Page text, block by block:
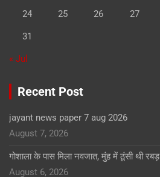
24 25 26 27
31
« Jul
Recent Post
jayant news paper 7 aug 2026
August 7, 2026
गोशाला के पास मिला नवजात, मुंह में ठूंसी थी रबड़
August 6, 2026